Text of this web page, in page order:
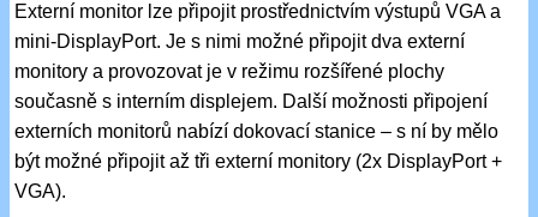
Externí monitor lze připojit prostřednictvím výstupů VGA a
mini-DisplayPort. Je s nimi možné připojit dva externí
monitory a provozovat je v režimu rozšířené plochy
současně s interním displejem. Další možnosti připojení
externích monitorů nabízí dokovací stanice – s ní by mělo
být možné připojit až tři externí monitory (2x DisplayPort +
VGA).